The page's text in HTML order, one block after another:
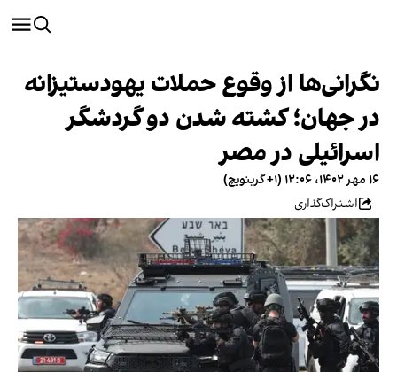
نگرانی‌ها از وقوع حملات یهودستیزانه
در جهان؛ کشته شدن دو گردشگر
اسرائیلی در مصر
۱۶ مهر ۱۴۰۲، ۱۲:۰۶ (‎+۱ گرینویچ)
اشتراک‌گذاری